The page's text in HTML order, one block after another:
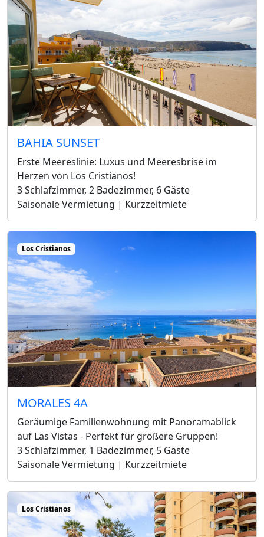
BAHIA SUNSET
Erste Meereslinie: Luxus und Meeresbrise im
Herzen von Los Cristianos!
3 Schlafzimmer, 2 Badezimmer, 6 Gäste
Saisonale Vermietung | Kurzzeitmiete
Los Cristianos
MORALES 4A
Geräumige Familienwohnung mit Panoramablick
auf Las Vistas - Perfekt für größere Gruppen!
3 Schlafzimmer, 1 Badezimmer, 5 Gäste
Saisonale Vermietung | Kurzzeitmiete
Los Cristianos